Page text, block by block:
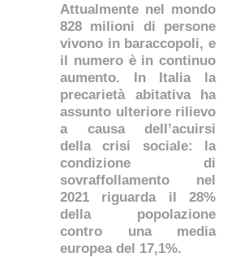
Attualmente nel mondo
828 milioni di persone
vivono in baraccopoli, e
il numero è in continuo
aumento. In Italia la
precarietà abitativa ha
assunto ulteriore rilievo
a causa dell’acuirsi
della crisi sociale: la
condizione di
sovraffollamento nel
2021 riguarda il 28%
della popolazione
contro una media
europea del 17,1%.